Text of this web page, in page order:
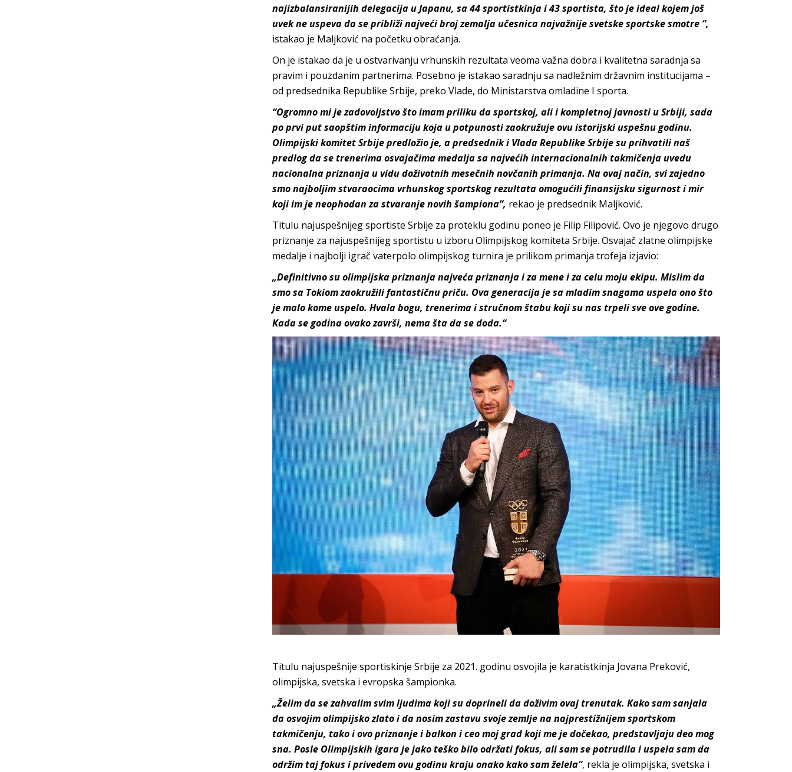
najizbalansiranijih delegacija u Japanu, sa 44 sportistkinja i 43 sportista, što je ideal kojem još
uvek ne uspeva da se približi najveći broj zemalja učesnica najvažnije svetske sportske smotre “,
istakao je Maljković na početku obraćanja.
On je istakao da je u ostvarivanju vrhunskih rezultata veoma važna dobra i kvalitetna saradnja sa
pravim i pouzdanim partnerima. Posebno je istakao saradnju sa nadležnim državnim institucijama –
od predsednika Republike Srbije, preko Vlade, do Ministarstva omladine I sporta.
“Ogromno mi je zadovoljstvo što imam priliku da sportskoj, ali i kompletnoj javnosti u Srbiji, sada
po prvi put saopštim informaciju koja u potpunosti zaokružuje ovu istorijski uspešnu godinu.
Olimpijski komitet Srbije predložio je, a predsednik i Vlada Republike Srbije su prihvatili naš
predlog da se trenerima osvajačima medalja sa najvećih internacionalnih takmičenja uvedu
nacionalna priznanja u vidu doživotnih mesečnih novčanih primanja. Na ovaj način, svi zajedno
smo najboljim stvaraocima vrhunskog sportskog rezultata omogućili finansijsku sigurnost i mir
koji im je neophodan za stvaranje novih šampiona”, rekao je predsednik Maljković.
Titulu najuspešnijeg sportiste Srbije za proteklu godinu poneo je Filip Filipović. Ovo je njegovo drugo
priznanje za najuspešnijeg sportistu u izboru Olimpijskog komiteta Srbije. Osvajač zlatne olimpijske
medalje i najbolji igrač vaterpolo olimpijskog turnira je prilikom primanja trofeja izjavio:
„Definitivno su olimpijska priznanja najveća priznanja i za mene i za celu moju ekipu. Mislim da
smo sa Tokiom zaokružili fantastičnu priču. Ova generacija je sa mladim snagama uspela ono što
je malo kome uspelo. Hvala bogu, trenerima i stručnom štabu koji su nas trpeli sve ove godine.
Kada se godina ovako završi, nema šta da se doda.“
Titulu najuspešnije sportiskinje Srbije za 2021. godinu osvojila je karatistkinja Jovana Preković,
olimpijska, svetska i evropska šampionka.
„Želim da se zahvalim svim ljudima koji su doprineli da doživim ovaj trenutak. Kako sam sanjala
da osvojim olimpijsko zlato i da nosim zastavu svoje zemlje na najprestižnijem sportskom
takmičenju, tako i ovo priznanje i balkon i ceo moj grad koji me je dočekao, predstavljaju deo mog
sna. Posle Olimpijskih igara je jako teško bilo održati fokus, ali sam se potrudila i uspela sam da
održim taj fokus i privedem ovu godinu kraju onako kako sam želela“, rekla je olimpijska, svetska i